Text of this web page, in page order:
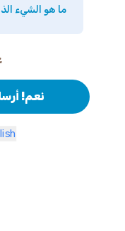
ما هو الشيء
نعم!